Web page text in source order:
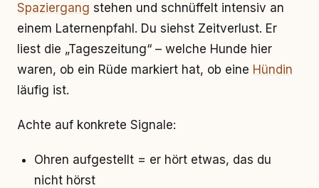
Spaziergang stehen und schnüffelt intensiv an
einem Laternenpfahl. Du siehst Zeitverlust. Er
liest die „Tageszeitung“ – welche Hunde hier
waren, ob ein Rüde markiert hat, ob eine Hündin
läufig ist.
Achte auf konkrete Signale:
Ohren aufgestellt = er hört etwas, das du
nicht hörst